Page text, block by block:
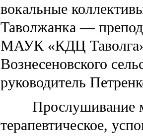
вокальные
Таволжанка —
МАУК «КДЦ
Вознесеновского
руководитель
Прослушивание
терапевтическое,